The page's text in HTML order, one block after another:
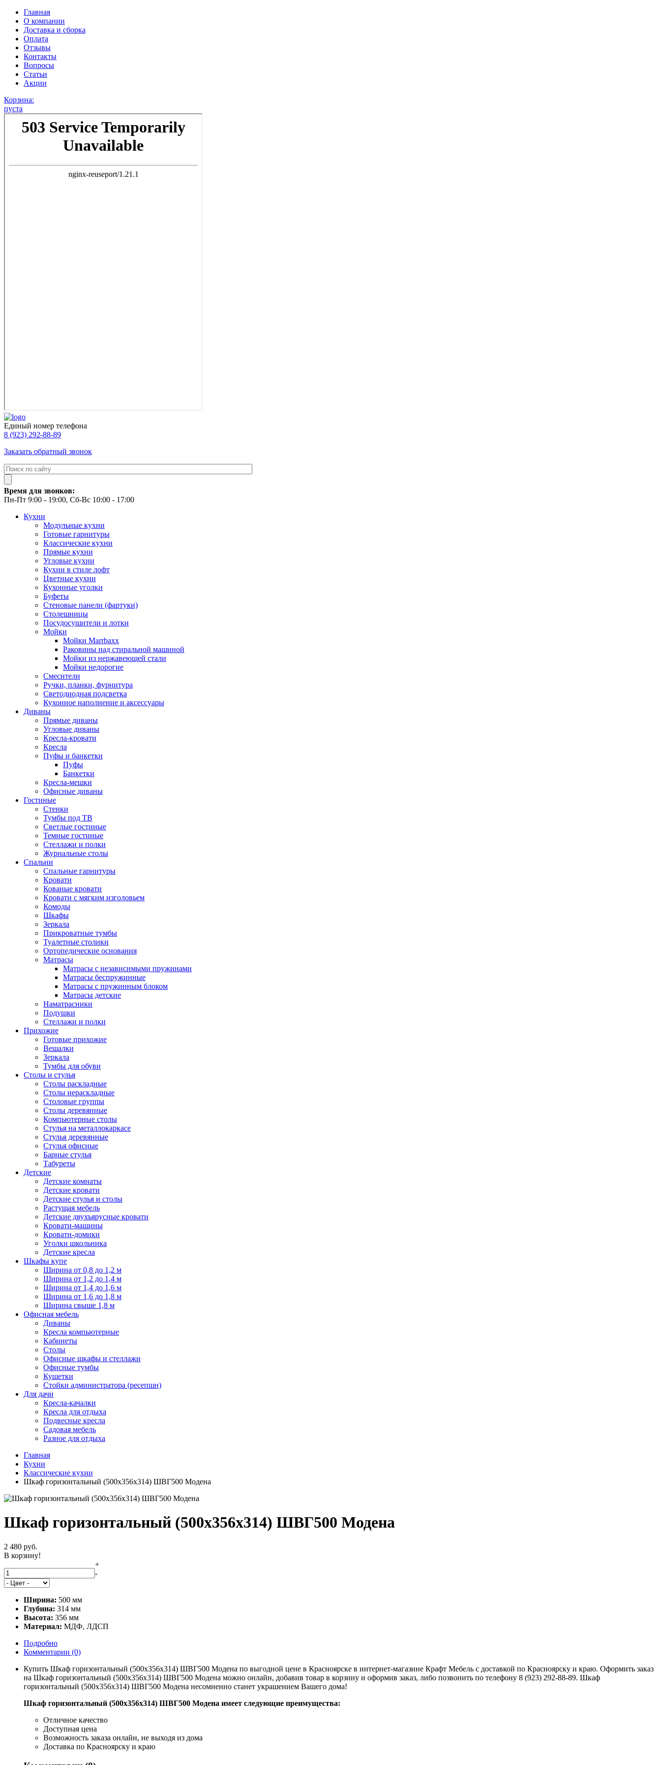
Главная
О компании
Доставка и сборка
Оплата
Отзывы
Контакты
Вопросы
Статьи
Акции
Корзина:
пуста
Единый номер телефона
8 (923) 292-88-89
Заказать обратный звонок
Время для звонков:
Пн-Пт 9:00 - 19:00, Сб-Вс 10:00 - 17:00
Кухни
Модульные кухни
Готовые гарнитуры
Классические кухни
Прямые кухни
Угловые кухни
Кухни в стиле лофт
Цветные кухни
Кухонные уголки
Буфеты
Стеновые панели (фартуки)
Столешницы
Посудосушители и лотки
Мойки
Мойки Marrbaxx
Раковины над стиральной машиной
Мойки из нержавеющей стали
Мойки недорогие
Смесители
Ручки, планки, фурнитура
Светодиодная подсветка
Кухонное наполнение и аксессуары
Диваны
Прямые диваны
Угловые диваны
Кресла-кровати
Кресла
Пуфы и банкетки
Пуфы
Банкетки
Кресла-мешки
Офисные диваны
Гостиные
Стенки
Тумбы под ТВ
Светлые гостиные
Темные гостиные
Стеллажи и полки
Журнальные столы
Спальни
Спальные гарнитуры
Кровати
Кованые кровати
Кровати с мягким изголовьем
Комоды
Шкафы
Зеркала
Прикроватные тумбы
Туалетные столики
Ортопедические основания
Матрасы
Матрасы с независимыми пружинами
Матрасы беспружинные
Матрасы с пружинным блоком
Матрасы детские
Наматрасники
Подушки
Стеллажи и полки
Прихожие
Готовые прихожие
Вешалки
Зеркала
Тумбы для обуви
Столы и стулья
Столы раскладные
Столы нераскладные
Столовые группы
Столы деревянные
Компьютерные столы
Стулья на металлокаркасе
Стулья деревянные
Стулья офисные
Барные стулья
Табуреты
Детские
Детские комнаты
Детские кровати
Детские стулья и столы
Растущая мебель
Детские двухъярусные кровати
Кровати-машины
Кровати-домики
Уголки школьника
Детские кресла
Шкафы купе
Ширина от 0,8 до 1,2 м
Ширина от 1,2 до 1,4 м
Ширина от 1,4 до 1,6 м
Ширина от 1,6 до 1,8 м
Ширина свыше 1,8 м
Офисная мебель
Диваны
Кресла компьютерные
Кабинеты
Столы
Офисные шкафы и стеллажи
Офисные тумбы
Кушетки
Стойки администратора (ресепшн)
Для дачи
Кресла-качалки
Кресла для отдыха
Подвесные кресла
Садовая мебель
Разное для отдыха
Главная
Кухни
Классические кухни
Шкаф горизонтальный (500х356х314) ШВГ500 Модена
Шкаф горизонтальный (500х356х314) ШВГ500 Модена
2 480 руб.
В корзину!
+
-
Ширина: 500 мм
Глубина: 314 мм
Высота: 356 мм
Материал: МДФ, ЛДСП
Подробно
Комментарии (0)
Купить Шкаф горизонтальный (500х356х314) ШВГ500 Модена по выгодной цене в Красноярске в интернет-магазине Крафт Мебель с доставкой по Красноярску и краю. Оформить заказ
на Шкаф горизонтальный (500х356х314) ШВГ500 Модена можно онлайн, добавив товар в корзину и оформив заказ, либо позвонить по телефону 8 (923) 292-88-89. Шкаф
горизонтальный (500х356х314) ШВГ500 Модена несомненно станет украшением Вашего дома!
Шкаф горизонтальный (500х356х314) ШВГ500 Модена имеет следующие преимущества:
Отличное качество
Доступная цена
Возможность заказа онлайн, не выходя из дома
Доставка по Красноярску и краю